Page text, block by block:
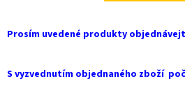
Prosím uvedené produkty
S vyzvednutím objednaného zboží